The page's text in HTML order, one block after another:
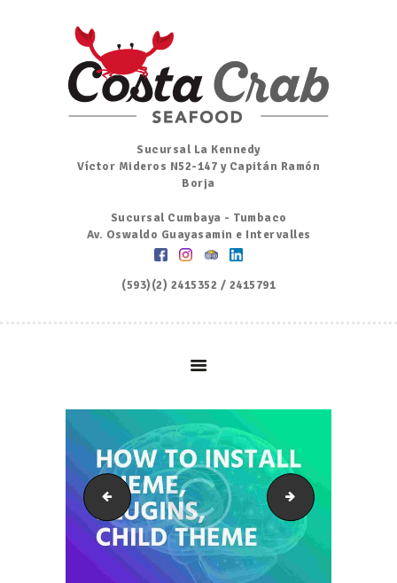
Sucursal La Kennedy
Víctor Mideros N52-147 y Capitán Ramón
Borja
Sucursal Cumbaya - Tumbaco
Av. Oswaldo Guayasamin e Intervalles
(593)(2) 2415352 / 2415791
Inicio
Nosotros
Menú
Ordena por Whatsapp
Promociones
7_support-updated-tablet cideoclipart2